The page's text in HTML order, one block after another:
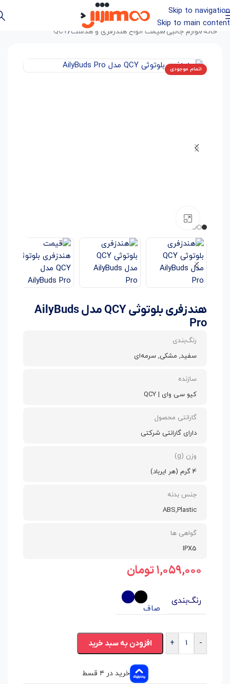
Skip to navigation
Skip to main content
خانه /لوازم جانبی/قیمت انواع هندزفری و هدست/
QCY
اتمام موجودی
هندزفری بلوتوثی QCY مدل AilyBuds
Pro
رنگ‌بندی
سفید, مشکی, سرمه‌ای
سازنده
کیو سی وای | QCY
گارانتی محصول
دارای گارانتی شرکتی
وزن (g)
4 گرم (هر ایرباد)
جنس بدنه
ABS,Plastic
گواهی ها
IPX5
۱,۰۵۹,۰۰۰تومان
رنگ‌بندی
صاف
-
+ افزودن به سبد خرید
خرید در ۴ قسط